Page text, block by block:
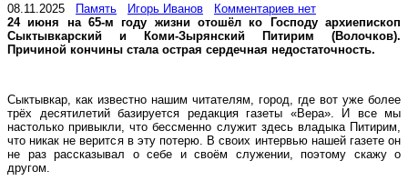
08.11.2025 Память Игорь Иванов
Комментариев нет
24 июня на 65-м году жизни отошёл ко Господу архиепископ
Сыктывкарский и Коми-Зырянский Питирим (Волочков).
Причиной кончины стала острая сердечная недостаточность.
Сыктывкар, как известно нашим читателям, город, где вот уже более
трёх десятилетий базируется редакция газеты «Вера». И все мы
настолько привыкли, что бессменно служит здесь владыка Питирим,
что никак не верится в эту потерю. В своих интервью нашей газете он
не раз рассказывал о себе и своём служении, поэтому скажу о
другом.